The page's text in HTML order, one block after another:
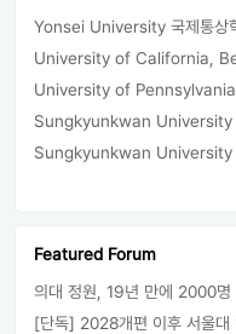
Yonsei University 국제통상
University of
Sungkyunkwan University
Sungkyunkwan University
Featured Forum
의대 정원, 19년 만에 2000
[단독] 2028개편 이후 서울대